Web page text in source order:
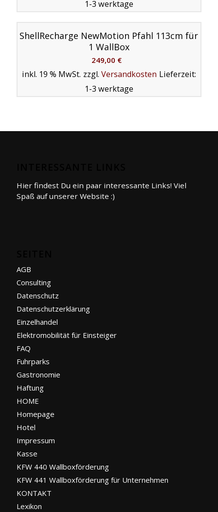
1-3 werktage
ShellRecharge NewMotion Pfahl 113cm für
1 WallBox
249,00 €
inkl. 19 % MwSt. zzgl. Versandkosten Lieferzeit:
1-3 werktage
Hier findest Du ein paar interessante Links! Viel
Spaß auf unserer Website :)
AGB
Consulting
Datenschutz
Datenschutzerklärung
Einzelhandel
Elektromobilität für Einsteiger
FAQ
Fuhrparks
Gastronomie
Haftung
HOME
Homepage
Hotel
Impressum
Kasse
KFW 440 Wallboxförderung
KFW 441 Wallboxförderung für Unternehmen
KONTAKT
Lexikon